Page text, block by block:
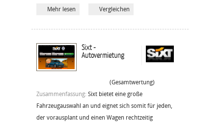
Mehr lesen Vergleichen
Sixt -
Autovermietung
(Gesamtwertung)
Zusammenfassung: Sixt bietet eine große
Fahrzeugauswahl an und eignet sich somit für jeden,
der vorausplant und einen Wagen rechtzeitig